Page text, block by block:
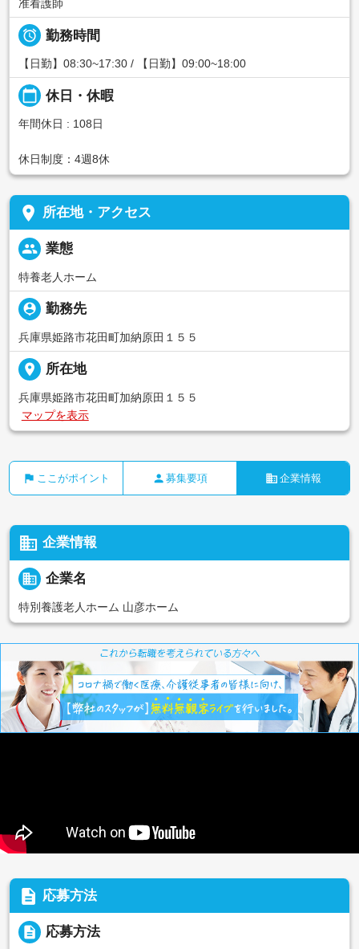
准看護師
 勤務時間
【日勤】08:30~17:30 / 【日勤】09:00~18:00
calendar_today 休日・休暇
年間休日 : 108日
休日制度：4週8休
place 所在地・アクセス
people 業態
特養老人ホーム
person_pin 勤務先
兵庫県姫路市花田町加納原田１５５
place 所在地
兵庫県姫路市花田町加納原田１５５
マップを表示
flag ここがポイント person 募集要項 business 企業情報
business 企業情報
business 企業名
特別養護老人ホーム 山彦ホーム
description 応募方法
description 応募方法